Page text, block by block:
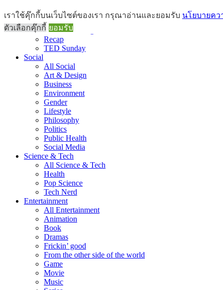
Brief
All Brief
Goods Morning
Recap
TED Sunday
Social
All Social
Art & Design
Business
Environment
Gender
Lifestyle
Philosophy
Politics
Public Health
Social Media
Science & Tech
All Science & Tech
Health
Pop Science
Tech Nerd
Entertainment
All Entertainment
Animation
Book
Dramas
Frickin’ good
From the other side of the world
Game
Movie
Music
เราใช้คุ๊กกี้บนเว็บไซต์ของเรา กรุณาอ่านและยอมรับ นโยบายคว
ตัวเลือกคุ๊กกี้ ยอมรับ